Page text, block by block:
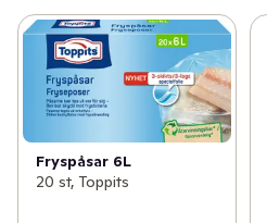
Fryspåsar 6L
20 st, Toppits